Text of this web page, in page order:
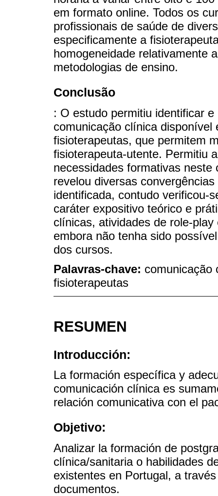
em formato online. Todos os
profissionais de saúde de
especificamente a
homogeneidade relativamente
metodologias de ensino.
Conclusão
: O estudo permitiu identificar
comunicação clínica disponível
fisioterapeutas, que permitem
fisioterapeuta-utente. Permitiu
necessidades formativas
revelou diversas
identificada, contudo verificou-
caráter expositivo teórico e
clínicas, atividades de role-
embora não tenha sido
dos cursos.
Palavras-chave: comunicação
fisioterapeutas
RESUMEN
Introducción:
La formación específica y
comunicación clínica es
relación comunicativa con el
Objetivo:
Analizar la formación de
clínica/sanitaria o habilidades
existentes en Portugal, a
documentos.